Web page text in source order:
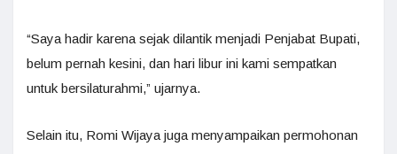
“Saya hadir karena sejak dilantik menjadi Penjabat Bupati,
belum pernah kesini, dan hari libur ini kami sempatkan
untuk bersilaturahmi,” ujarnya.
Selain itu, Romi Wijaya juga menyampaikan permohonan